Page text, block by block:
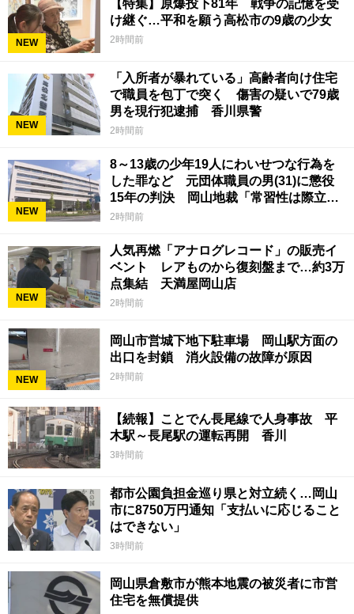
NEW
【特集】原爆投下81年 戦争の記憶を受
け継ぐ…平和を願う高松市の9歳の少女
2時間前
NEW
「入所者が暴れている」高齢者向け住宅
で職員を包丁で突く 傷害の疑いで79歳
男を現行犯逮捕 香川県警
2時間前
NEW
8～13歳の少年19人にわいせつな行為を
した罪など 元団体職員の男(31)に懲役
15年の判決 岡山地裁「常習性は際立っ
ていて被害結果も非常に重い」
2時間前
NEW
人気再燃「アナログレコード」の販売イ
ベント レアものから復刻盤まで…約3万
点集結 天満屋岡山店
2時間前
NEW
岡山市営城下地下駐車場 岡山駅方面の
出口を封鎖 消火設備の故障が原因
2時間前
【続報】ことでん長尾線で人身事故 平
木駅～長尾駅の運転再開 香川
3時間前
都市公園負担金巡り県と対立続く…岡山
市に8750万円通知「支払いに応じること
はできない」
3時間前
岡山県倉敷市が熊本地震の被災者に市営
住宅を無償提供